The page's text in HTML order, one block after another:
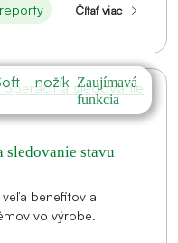
Čítať viac
Zaujímavá
funkcia
sledovanie stavu
benefitov a
vo výrobe.